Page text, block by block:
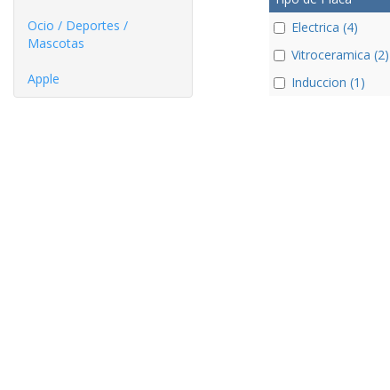
Ocio / Deportes /
Mascotas
Apple
Electrica (4)
Vitroceramica (2)
Induccion (1)